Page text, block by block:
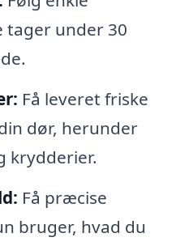
tager under 30
Få leveret friske
dør, herunder
krydderier.
Få præcise
bruger, hvad du